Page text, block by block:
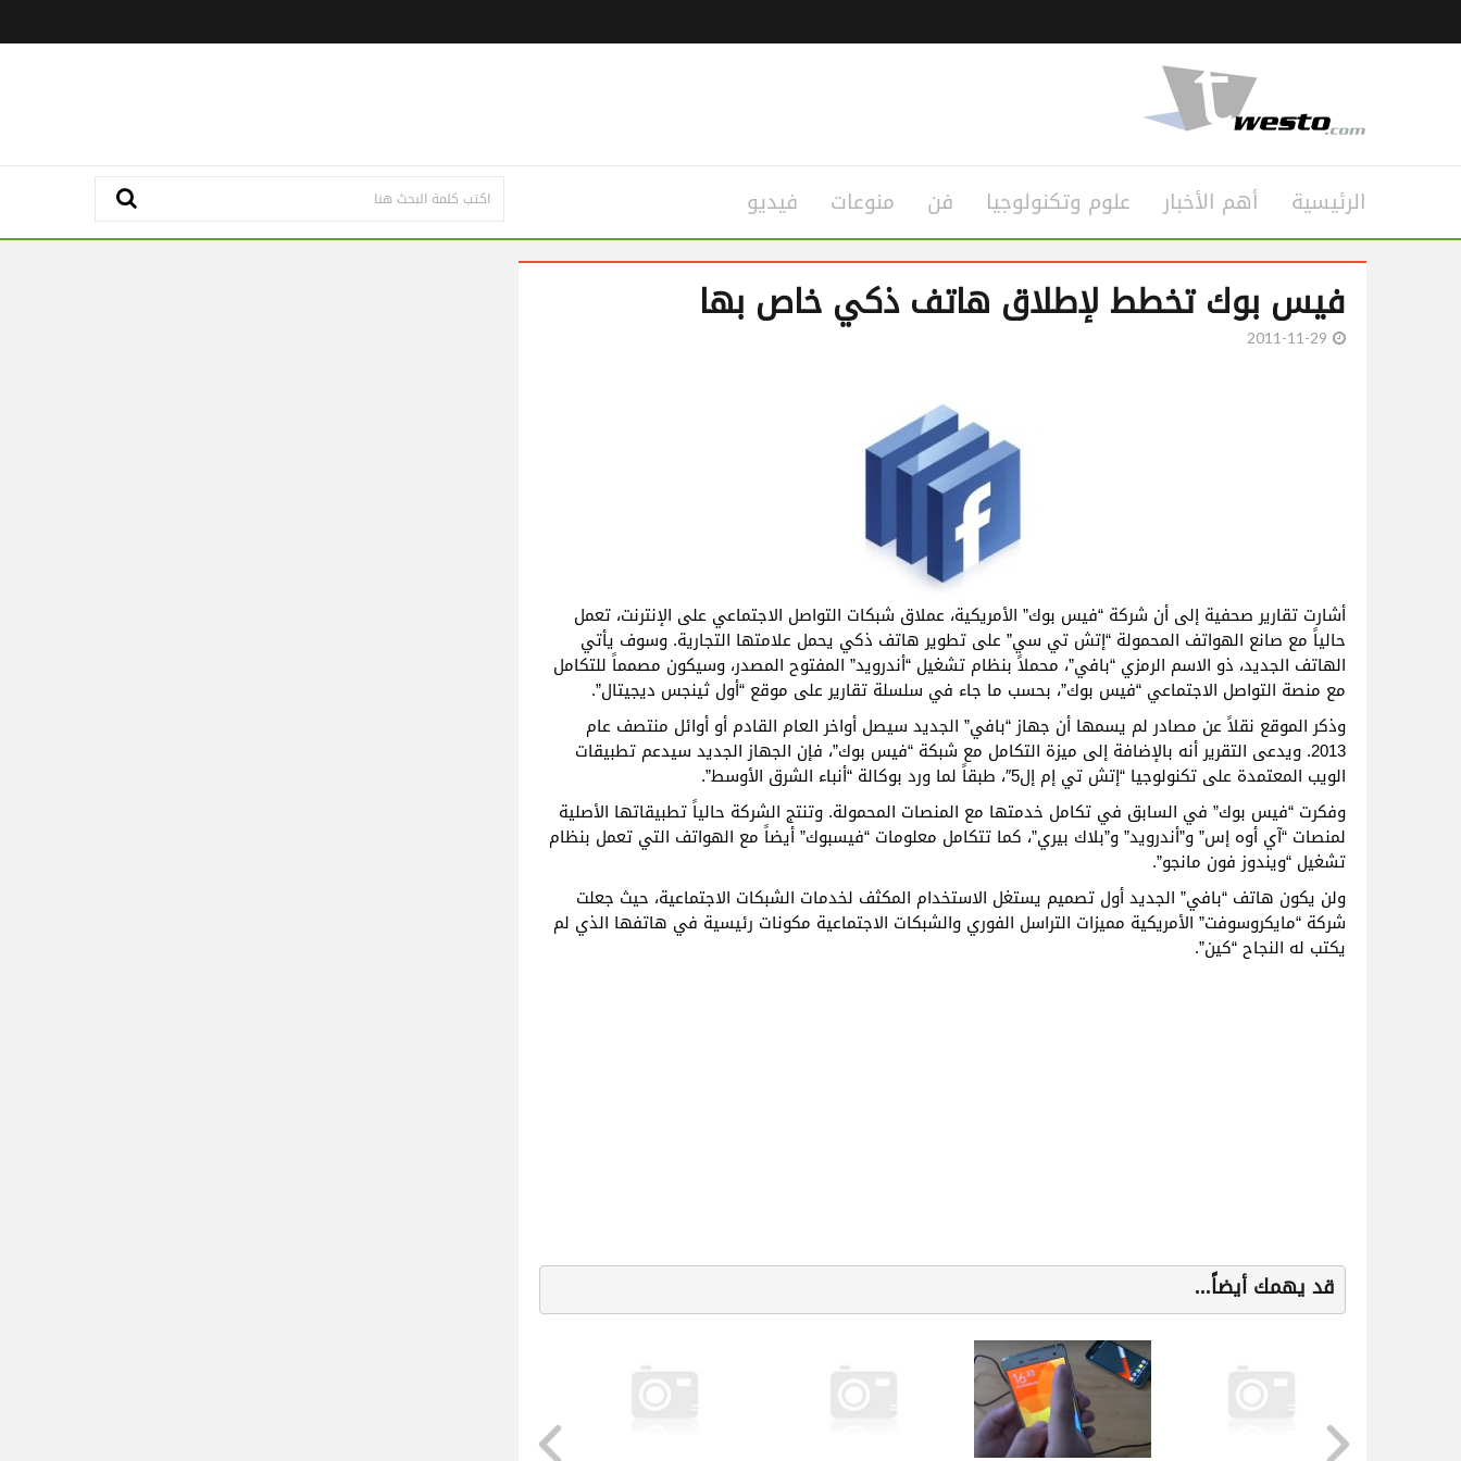
الرئيسية أهم الأخبار علوم وتكنولوجيا فن منوعات فيديو
فيس بوك تخطط لإطلاق هاتف ذكي خاص بها
2011-11-29
أشارت تقارير صحفية إلى أن شركة “فيس بوك” الأمريكية، عملاق شبكات التواصل الاجتماعي على الإنترنت، تعمل
حالياً مع صانع الهواتف المحمولة “إتش تي سي” على تطوير هاتف ذكي يحمل علامتها التجارية. وسوف يأتي
الهاتف الجديد، ذو الاسم الرمزي “بافي”، محملاً بنظام تشغيل “أندرويد” المفتوح المصدر، وسيكون مصمماً للتكامل
مع منصة التواصل الاجتماعي “فيس بوك”، بحسب ما جاء في سلسلة تقارير على موقع “أول ثينجس ديجيتال”.
وذكر الموقع نقلاً عن مصادر لم يسمها أن جهاز “بافي” الجديد سيصل أواخر العام القادم أو أوائل منتصف عام
2013. ويدعى التقرير أنه بالإضافة إلى ميزة التكامل مع شبكة “فيس بوك”، فإن الجهاز الجديد سيدعم تطبيقات
الويب المعتمدة على تكنولوجيا “إتش تي إم إل5″، طبقاً لما ورد بوكالة “أنباء الشرق الأوسط”.
وفكرت “فيس بوك” في السابق في تكامل خدمتها مع المنصات المحمولة. وتنتج الشركة حالياً تطبيقاتها الأصلية
لمنصات “آي أوه إس” و”أندرويد” و”بلاك بيري”، كما تتكامل معلومات “فيسبوك” أيضاً مع الهواتف التي تعمل بنظام
تشغيل “ويندوز فون مانجو”.
ولن يكون هاتف “بافي” الجديد أول تصميم يستغل الاستخدام المكثف لخدمات الشبكات الاجتماعية، حيث جعلت
شركة “مايكروسوفت” الأمريكية مميزات التراسل الفوري والشبكات الاجتماعية مكونات رئيسية في هاتفها الذي لم
يكتب له النجاح “كين”.
قد يهمك أيضاً...